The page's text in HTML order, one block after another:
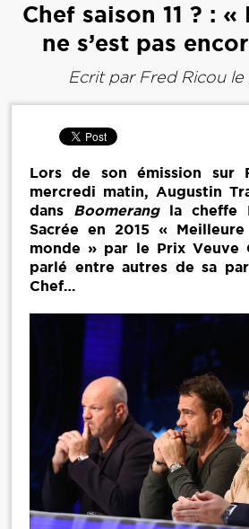
Chef saison 11 ? :
ne s’est pas
Ecrit par Fred Ricoule
Lors de son émission sur
mercredi matin, Augustin
dans Boomerangla cheffe
Sacrée en 2015 «
monde » par le Prix Veuve
parlé entre autres de sa
Chef…